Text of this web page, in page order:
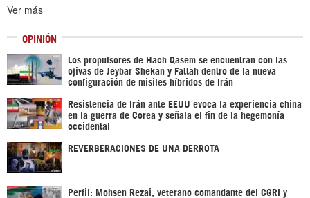
Ver más
OPINIÓN
Los propulsores de Hach Qasem se encuentran con las
ojivas de Jeybar Shekan y Fattah dentro de la nueva
configuración de misiles híbridos de Irán
Resistencia de Irán ante EEUU evoca la experiencia china
en la guerra de Corea y señala el fin de la hegemonía
occidental
REVERBERACIONES DE UNA DERROTA
Perfil: Mohsen Rezai, veterano comandante del CGRI y